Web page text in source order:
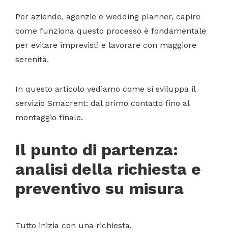
Per aziende, agenzie e wedding planner, capire
come funziona questo processo è fondamentale
per evitare imprevisti e lavorare con maggiore
serenità.
In questo articolo vediamo come si sviluppa il
servizio Smacrent: dal primo contatto fino al
montaggio finale.
Il punto di partenza:
analisi della richiesta e
preventivo su misura
Tutto inizia con una richiesta.